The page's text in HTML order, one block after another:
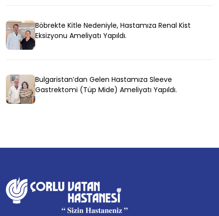
Böbrekte Kitle Nedeniyle, Hastamıza Renal Kist
Eksizyonu Ameliyatı Yapıldı.
Bulgaristan’dan Gelen Hastamıza Sleeve
Gastrektomi (Tüp Mide) Ameliyatı Yapıldı.